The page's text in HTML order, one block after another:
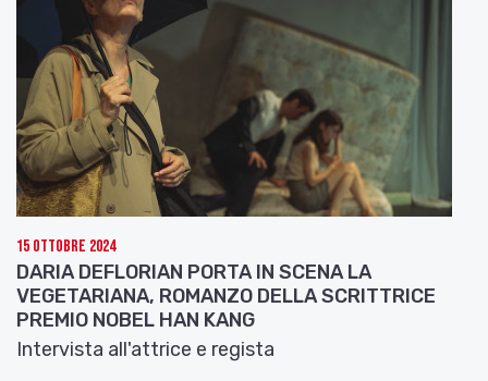
15 Ottobre 2024
DARIA DEFLORIAN PORTA IN SCENA LA
VEGETARIANA, ROMANZO DELLA SCRITTRICE
PREMIO NOBEL HAN KANG
Intervista all'attrice e regista